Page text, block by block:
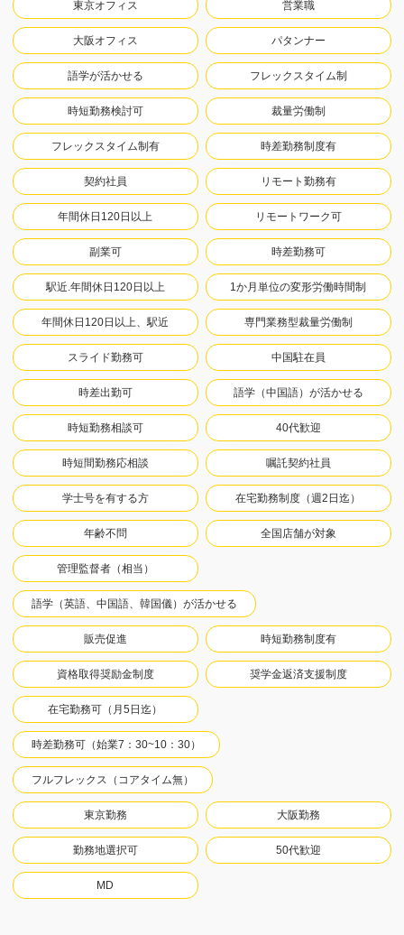
東京オフィス 営業職
大阪オフィス パタンナー
語学が活かせる フレックスタイム制
時短勤務検討可 裁量労働制
フレックスタイム制有 時差勤務制度有
契約社員 リモート勤務有
年間休日120日以上 リモートワーク可
副業可 時差勤務可
駅近.年間休日120日以上 1か月単位の変形労働時間制
年間休日120日以上、駅近 専門業務型裁量労働制
スライド勤務可 中国駐在員
時差出勤可 語学（中国語）が活かせる
時短勤務相談可 40代歓迎
時短間勤務応相談 嘱託契約社員
学士号を有する方 在宅勤務制度（週2日迄）
年齢不問 全国店舗が対象
管理監督者（相当）
語学（英語、中国語、韓国儀）が活かせる
販売促進 時短勤務制度有
資格取得奨励金制度 奨学金返済支援制度
在宅勤務可（月5日迄）
時差勤務可（始業7：30~10：30）
フルフレックス（コアタイム無）
東京勤務 大阪勤務
勤務地選択可 50代歓迎
MD